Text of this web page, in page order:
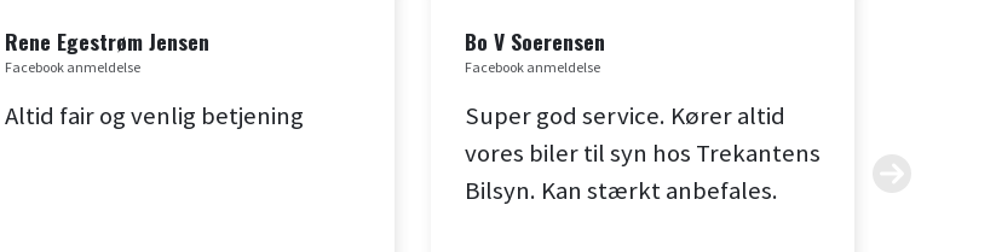
Rene Egestrøm Jensen
Facebook anmeldelse
Altid fair og venlig betjening
Bo V Soerensen
Facebook anmeldelse
Super god service. Kører altid
vores biler til syn hos Trekantens
Bilsyn. Kan stærkt anbefales.